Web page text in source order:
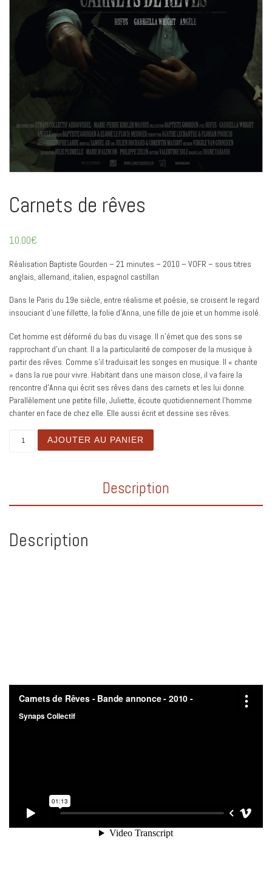
Carnets de rêves
10.00€
Réalisation Baptiste Gourden – 21 minutes – 2010 – VOFR – sous titres
anglais, allemand, italien, espagnol castillan
Dans le Paris du 19e siècle, entre réalisme et poésie, se croisent le regard
insouciant d’une fillette, la folie d’Anna, une fille de joie et un homme isolé.
Cet homme est déformé du bas du visage. Il n’émet que des sons se
rapprochant d’un chant. Il a la particularité de composer de la musique à
partir des rêves. Comme s’il traduisait les songes en musique. Il « chante
» dans la rue pour vivre. Habitant dans une maison close, il va faire la
rencontre d’Anna qui écrit ses rêves dans des carnets et les lui donne.
Parallèlement une petite fille, Juliette, écoute quotidiennement l’homme
chanter en face de chez elle. Elle aussi écrit et dessine ses rêves.
AJOUTER AU PANIER
Description
Description